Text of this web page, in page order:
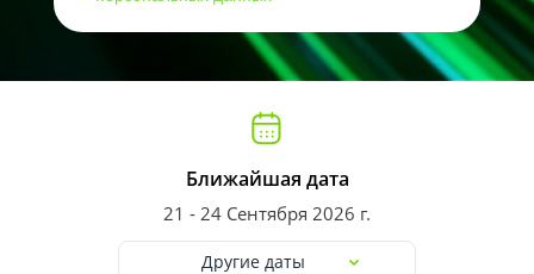
Ближайшая дата
21 - 24 Сентября 2026 г.
Другие даты